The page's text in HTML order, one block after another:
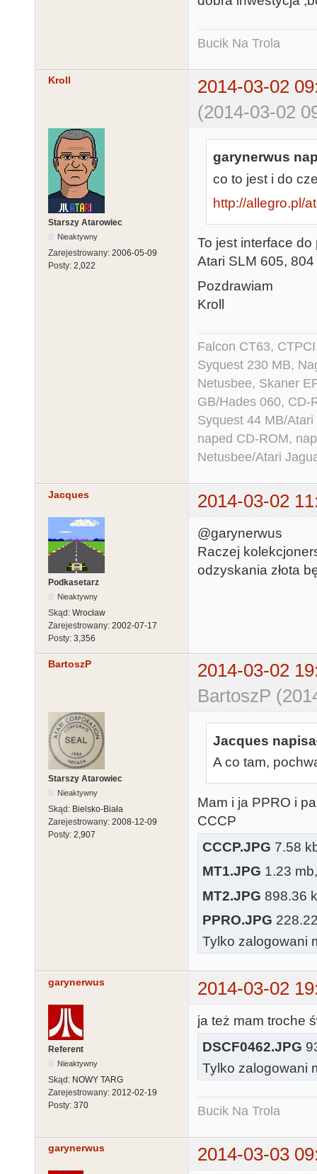
Bucik Na Trola
Kroll
2014-03-02
(2014-03-02
Starszy Atarowiec
Nieaktywny
Zarejestrowany: 2006-05-09
Posty: 2,022
garynerwus
co to jest i do
http://allegro.pl/
To jest interface
Atari SLM 605, 804
Pozdrawiam
Kroll
Falcon CT63,
Syquest 230 MB,
Netusbee, Skaner
GB/Hades 060, CD-
Syquest 44 MB/
naped CD-ROM,
Netusbee/Atari
Jacques 2014-03-02
Podkasetarz
Nieaktywny
Skąd: Wrocław
Zarejestrowany: 2002-07-17
Posty: 3,356
@garynerwus
Raczej
odzyskania złota
BartoszP
2014-03-02
BartoszP
Starszy Atarowiec
Nieaktywny
Skąd: Bielsko-Biała
Zarejestrowany: 2008-12-09
Posty: 2,907
Jacques
A co tam,
Mam i ja PPRO i
CCCP
CCCP.JPG 7.58
MT1.JPG 1.23
MT2.JPG 898.36
PPRO.JPG
Tylko zalogowani
garynerwus 2014-03-02
Referent
Nieaktywny
Skąd: NOWY TARG
Zarejestrowany: 2012-02-19
Posty: 370
ja też mam troche
DSCF0462.JPG
Tylko zalogowani
Bucik Na Trola
garynerwus 2014-03-03